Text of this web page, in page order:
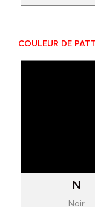
COULEUR DE
N
Noir